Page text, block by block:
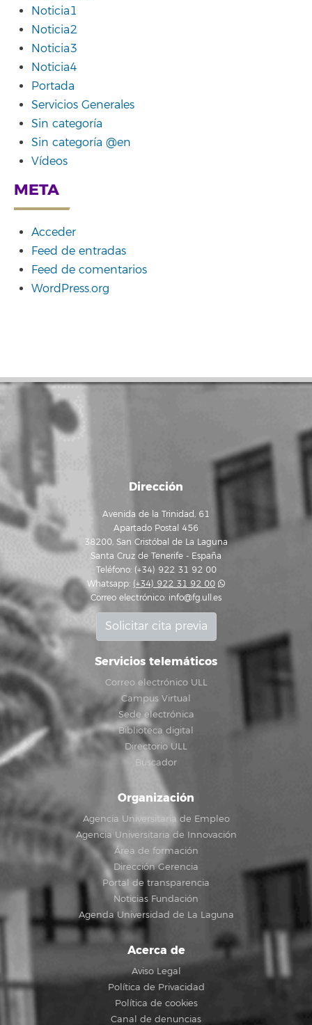
Noticia1
Noticia2
Noticia3
Noticia4
Portada
Servicios Generales
Sin categoría
Sin categoría @en
Vídeos
META
Acceder
Feed de entradas
Feed de comentarios
WordPress.org
Dirección
Avenida de la Trinidad, 61
Apartado Postal 456
38200, San Cristóbal de La Laguna
Santa Cruz de Tenerife - España
Teléfono: (+34) 922 31 92 00
Whatsapp: (+34) 922 31 92 00
Correo electrónico: info@fg.ull.es
Solicitar cita previa
Servicios telemáticos
Correo electrónico ULL
Campus Virtual
Sede electrónica
Biblioteca digital
Directorio ULL
Buscador
Organización
Agencia Universitaria de Empleo
Agencia Universitaria de Innovación
Área de formación
Dirección Gerencia
Portal de transparencia
Noticias Fundación
Agenda Universidad de La Laguna
Acerca de
Aviso Legal
Política de Privacidad
Política de cookies
Canal de denuncias